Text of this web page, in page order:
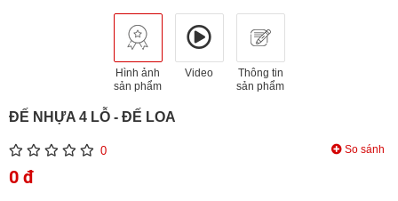
Hình ảnh
sản phẩm
Video
Thông tin
sản phẩm
ĐẾ NHỰA 4 LỖ - ĐẾ LOA
0 So sánh
0 đ